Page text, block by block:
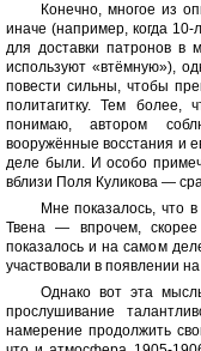
Конечно, многое из
иначе (например, когда 10-
для доставки патронов в
используют «втёмную»),
повести сильны, чтобы
политагитку. Тем более,
понимаю, автором
вооружённые восстания и
деле были. И особо
вблизи Поля Куликова —
Мне показалось, что
Твена — впрочем, скорее
показалось и на самом
участвовали в появлении
Однако вот эта
прослушивание
намерение продолжить